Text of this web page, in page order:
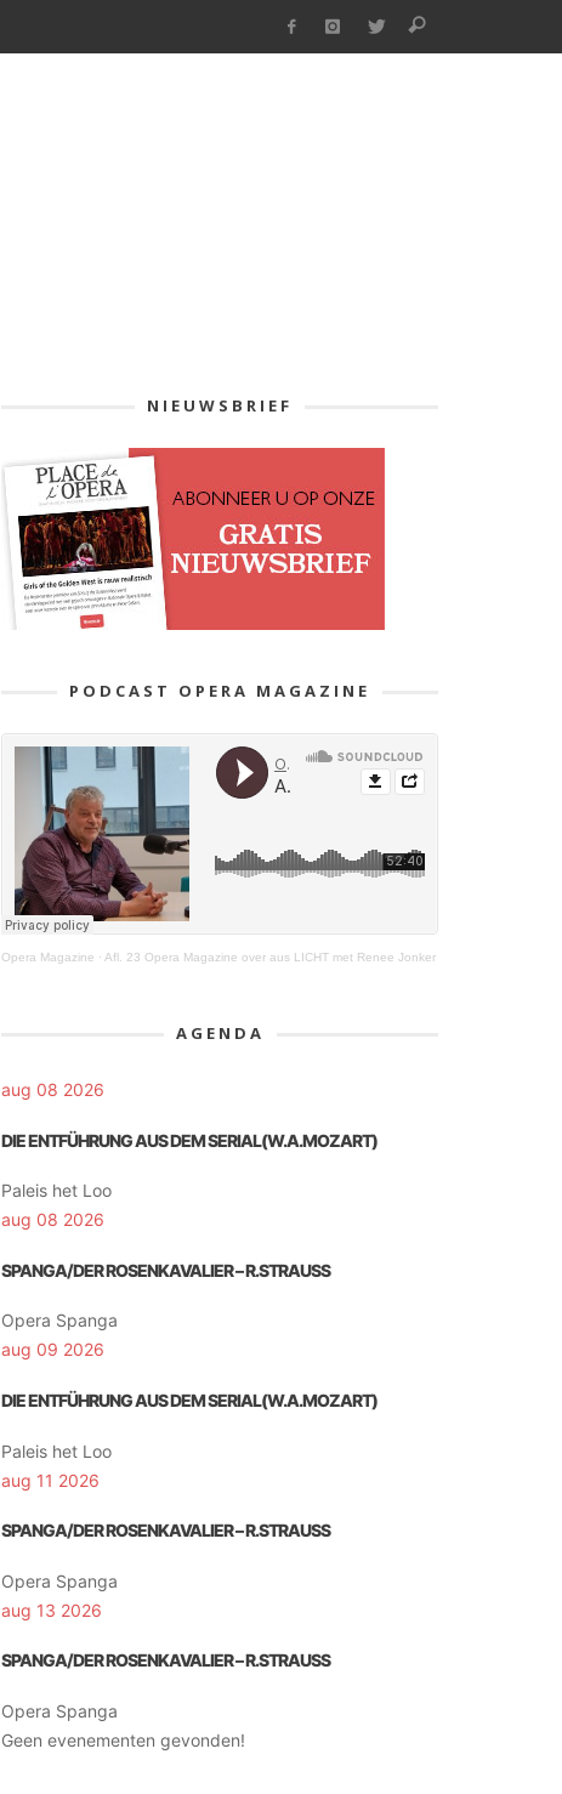
NIEUWSBRIEF
PODCAST OPERA MAGAZINE
Opera Magazine · Afl. 23 Opera Magazine over aus LICHT met Renee Jonker
AGENDA
aug 08 2026
DIE ENTFÜHRUNG AUS DEM SERIAL(W.A.MOZART)
Paleis het Loo
aug 08 2026
SPANGA/DER ROSENKAVALIER – R.STRAUSS
Opera Spanga
aug 09 2026
DIE ENTFÜHRUNG AUS DEM SERIAL(W.A.MOZART)
Paleis het Loo
aug 11 2026
SPANGA/DER ROSENKAVALIER – R.STRAUSS
Opera Spanga
aug 13 2026
SPANGA/DER ROSENKAVALIER – R.STRAUSS
Opera Spanga
Geen evenementen gevonden!